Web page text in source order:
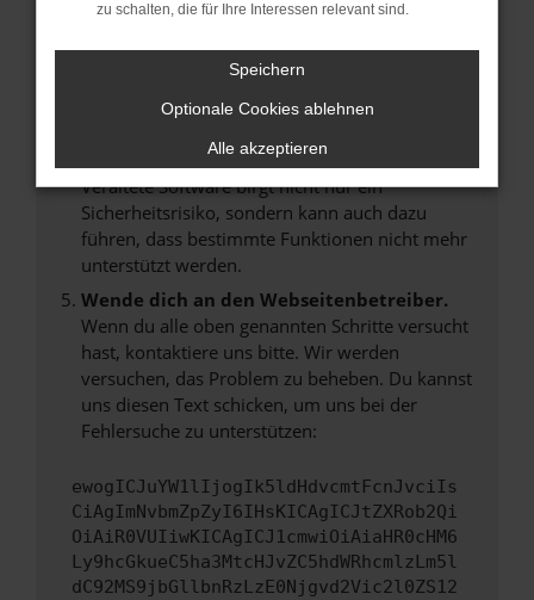
Starte dein Gerät neu.
Das kann manchmal helfen, vorübergehende
Probleme zu beheben.
Stelle sicher, dass dein Browser und dein
Veraltete Software birgt nicht nur ein
Sicherheitsrisiko, sondern kann auch dazu
führen, dass bestimmte Funktionen nicht mehr
unterstützt werden.
Wende dich an den Webseitenbetreiber.
Wenn du alle oben genannten Schritte versucht
hast, kontaktiere uns bitte. Wir werden
versuchen, das Problem zu beheben. Du kannst
uns diesen Text schicken, um uns bei der
Fehlersuche zu unterstützen:
ewogICJuYW1lIjogIk5ldHdvcmtFcnJvciIs
CiAgImNvbmZpZyI6IHsKICAgICJtZXRob2Qi
OiAiR0VUIiwKICAgICJ1cmwiOiAiaHR0cHM6
Ly9hcGkueC5ha3MtcHJvZC5hdWRhcmlzLm5l
dC92MS9jbGllbnRzLzE0Njgvd2Vic2l0ZS12
zu schalten, die für Ihre Interessen relevant sind.
Speichern
Optionale Cookies ablehnen
Alle akzeptieren